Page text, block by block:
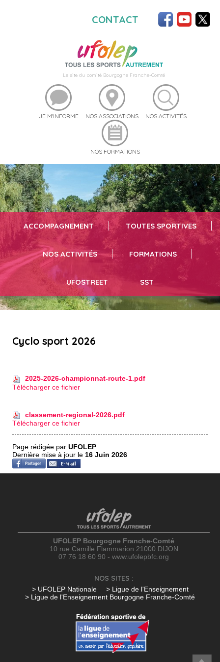
CONTACT
Le site du comité Bourgogne Franche-Comté
JE M'INFORME NOS ASSOCIATIONS NOS ACTIVITÉS
NOS FORMATIONS
ACCOMPAGNEMENT TOUTES SPORTIVES
NOS ACTIVITÉS FORMATIONS
UFOSTREET SST
Cyclo sport 2026
2025-2026-championnat-route-1.pdf
Télécharger ce fichier
classement-regional-2026.pdf
Télécharger ce fichier
Page rédigée par UFOLEP
Dernière mise à jour le 16 Juin 2026
UFOLEP Bourgogne Franche-Comté
10 rue Camille Flammarion 21000 DIJON
07 76 18 60 90 - www.ufolepbfc.org
NOS SITES :
> UFOLEP Nationale
> Ligue de l'Enseignement
> Ligue de l'Enseignement Bourgogne Franche-Comté